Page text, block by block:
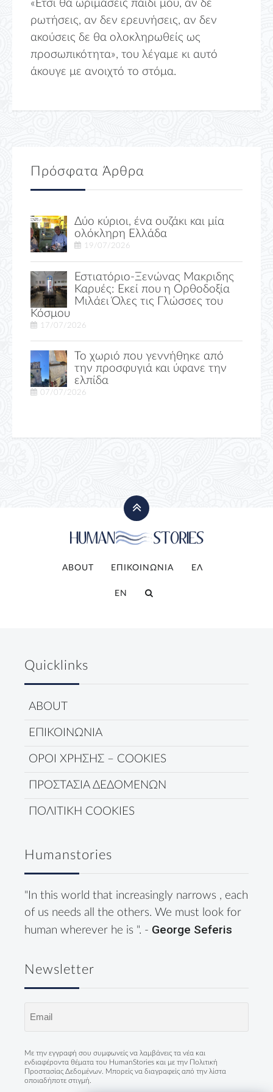
«Ετσι θα ωριμάσεις παιδί μου, αν δε
ρωτήσεις, αν δεν ερευνήσεις, αν δεν
ακούσεις δε θα ολοκληρωθείς ως
προσωπικότητα», του λέγαμε κι αυτό
άκουγε με ανοιχτό το στόμα.
Πρόσφατα Άρθρα
Δύο κύριοι, ένα ουζάκι και μία
ολόκληρη Ελλάδα
19/07/2026
Εστιατόριο-Ξενώνας Μακριδης
Καρυές: Εκεί που η Ορθοδοξία
Μιλάει Όλες τις Γλώσσες του
Κόσμου
17/07/2026
Το χωριό που γεννήθηκε από
την προσφυγιά και ύφανε την
ελπίδα
07/07/2026
ABOUT ΕΠΙΚΟΙΝΩΝΙΑ ΕΛ
EN
Quicklinks
ABOUT
ΕΠΙΚΟΙΝΩΝΙΑ
ΟΡΟΙ ΧΡΗΣΗΣ – COOKIES
ΠΡΟΣΤΑΣΙΑ ΔΕΔΟΜΕΝΩΝ
ΠΟΛΙΤΙΚΗ COOKIES
Humanstories
"In this world that increasingly narrows , each
of us needs all the others. We must look for
human wherever he is ". - George Seferis
Newsletter
Με την εγγραφή σου συμφωνείς να λαμβάνεις τα νέα και
ενδιαφέροντα θέματα του HumanStories και με την Πολιτική
Προστασίας Δεδομένων . Μπορείς να διαγραφείς από την λίστα
οποιαδήποτε στιγμή.